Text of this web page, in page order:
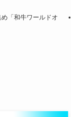
「和牛ワールドオ